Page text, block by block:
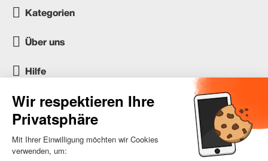
Kategorien
Über uns
Hilfe
Kundenservice
occasion.migros.mobile@recommerce.com
Montag-Freitag 08:00-17:00